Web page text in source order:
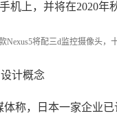
机上，并将在2020年
计概念
称，日本一家企业